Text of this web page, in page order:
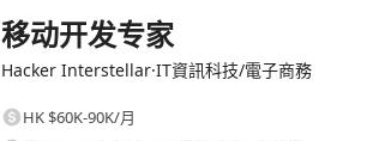
移动开发专家
Hacker Interstellar·IT資訊科技/電子商務
HK $60K-90K/月